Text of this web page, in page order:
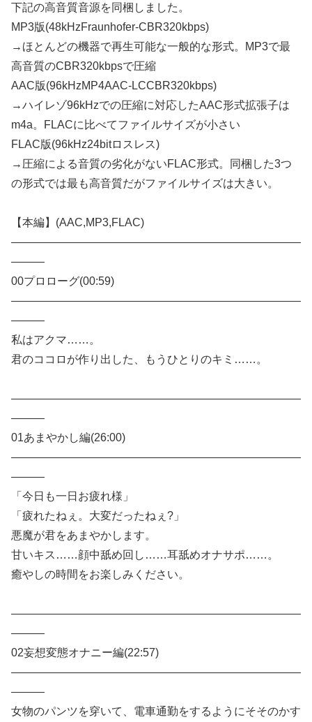
下記の高音質音源を同梱しました。
MP3版(48kHzFraunhofer-CBR320kbps)
→ほとんどの機器で再生可能な一般的な形式。MP3で最
高音質のCBR320kbpsで圧縮
AAC版(96kHzMP4AAC-LCCBR320kbps)
→ハイレゾ96kHzでの圧縮に対応したAAC形式拡張子は
m4a。FLACに比べてファイルサイズが小さい
FLAC版(96kHz24bitロスレス)
→圧縮による音質の劣化がないFLAC形式。同梱した3つ
の形式では最も高音質だがファイルサイズは大きい。
【本編】(AAC,MP3,FLAC)
——————————————————————————
———
00プロローグ(00:59)
——————————————————————————
———
私はアクマ……。
君のココロが作り出した、もうひとりのキミ……。
——————————————————————————
———
01あまやかし編(26:00)
——————————————————————————
———
「今日も一日お疲れ様」
「疲れたねぇ。大変だったねぇ?」
悪魔が君をあまやかします。
甘いキス……顔中舐め回し……耳舐めオナサポ……。
癒やしの時間をお楽しみください。
——————————————————————————
———
02妄想変態オナニー編(22:57)
——————————————————————————
———
女物のパンツを穿いて、電車通勤をするようにそそのかす